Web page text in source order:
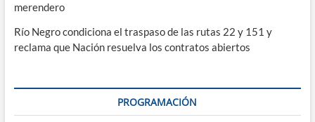
merendero
Río Negro condiciona el traspaso de las rutas 22 y 151 y
reclama que Nación resuelva los contratos abiertos
PROGRAMACIÓN